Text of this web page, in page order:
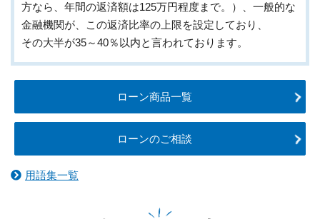
方なら、年間の返済額は125万円程度まで。）、一般的な
金融機関が、この返済比率の上限を設定しており、
その大半が35～40％以内と言われております。
ローン商品一覧
ローンのご相談
用語集一覧